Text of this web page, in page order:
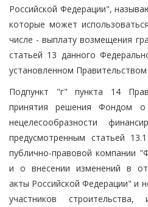
Российской Федерации",
которые может
числе - выплату возмещения
статьей 13 данного
установленном
Подпункт "г" пункта 14
принятия решения Фондом
нецелесообразности
предусмотренным статьей
публично-правовой компании
и о внесении изменений в
акты Российской Федерации" и
участников